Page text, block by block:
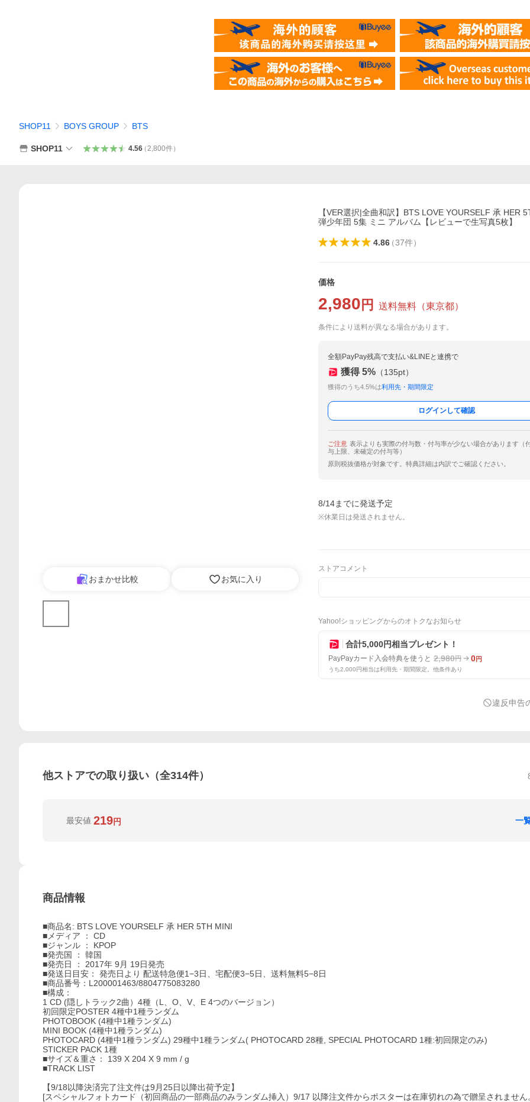
SHOP11 BOYS GROUP BTS
SHOP11 4.56（2,800件）
おまかせ比較 お気に入り
【VER選択|全曲和訳】BTS LOVE YOURSELF 承 HER
弾少年団 5集 ミニ アルバム【レビューで生写真5枚】
4.86（37件）
価格
2,980 円 送料無料 （東京都）
条件により送料が異なる場合があります。
全額PayPay残高で支払い&LINEと連携で
獲得 5% （135pt）
獲得のうち4.5%は利用先・期間限定
ログインして確認
ご注意 表示よりも実際の付与数・付与率が少ない場合があります（
与上限、未確定の付与等）
原則税抜価格が対象です。特典詳細は内訳でご確認ください。
8/14までに発送予定
※休業日は発送されません。
ストアコメント
Yahoo!ショッピングからのオトクなお知らせ
合計5,000円相当プレゼント！
PayPayカード入会特典を使うと 2,980円 0円
うち2,000円相当は利用先・期間限定。他条件あり
違反申告
他ストアでの取り扱い（全314件）
最安値 219円 一
商品情報
■商品名: BTS LOVE YOURSELF 承 HER 5TH MINI
■メディア ： CD
■ジャンル ： KPOP
■発売国 ： 韓国
■発売日 ： 2017年 9月 19日発売
■発送日目安： 発売日より 配送特急便1−3日、宅配便3−5日、送料無料5−8日
■商品番号：L200001463/8804775083280
■構成：
1 CD (隠しトラック2曲）4種（L、O、V、E 4つのバージョン）
初回限定POSTER 4種中1種ランダム
PHOTOBOOK (4種中1種ランダム)
MINI BOOK (4種中1種ランダム)
PHOTOCARD (4種中1種ランダム) 29種中1種ランダム( PHOTOCARD 28種, SPECIAL PHOTOCARD 1種:初回限定のみ)
STICKER PACK 1種
■サイズ＆重さ： 139 X 204 X 9 mm / g
■TRACK LIST
【9/18以降決済完了注文件は9月25日以降出荷予定】
[スペシャルフォトカード（初回商品の一部商品のみランダム挿入）9/17 以降注文件からポスターは在庫切れの為で贈呈されません